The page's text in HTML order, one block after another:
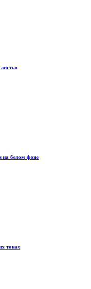
на белом фоне
тонах